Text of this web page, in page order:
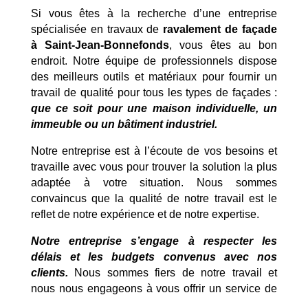
Si vous êtes à la recherche d’une entreprise
spécialisée en travaux de ravalement de façade
à Saint-Jean-Bonnefonds, vous êtes au bon
endroit. Notre équipe de professionnels dispose
des meilleurs outils et matériaux pour fournir un
travail de qualité pour tous les types de façades :
que ce soit pour une maison individuelle, un
immeuble ou un bâtiment industriel.
Notre entreprise est à l’écoute de vos besoins et
travaille avec vous pour trouver la solution la plus
adaptée à votre situation. Nous sommes
convaincus que la qualité de notre travail est le
reflet de notre expérience et de notre expertise.
Notre entreprise s’engage à respecter les
délais et les budgets convenus avec nos
clients. Nous sommes fiers de notre travail et
nous nous engageons à vous offrir un service de